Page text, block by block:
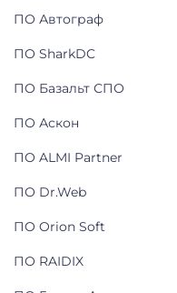
ПО Автограф
ПО SharkDC
ПО Базальт СПО
ПО Аскон
ПО ALMI Partner
ПО Dr.Web
ПО Orion Soft
ПО RAIDIX